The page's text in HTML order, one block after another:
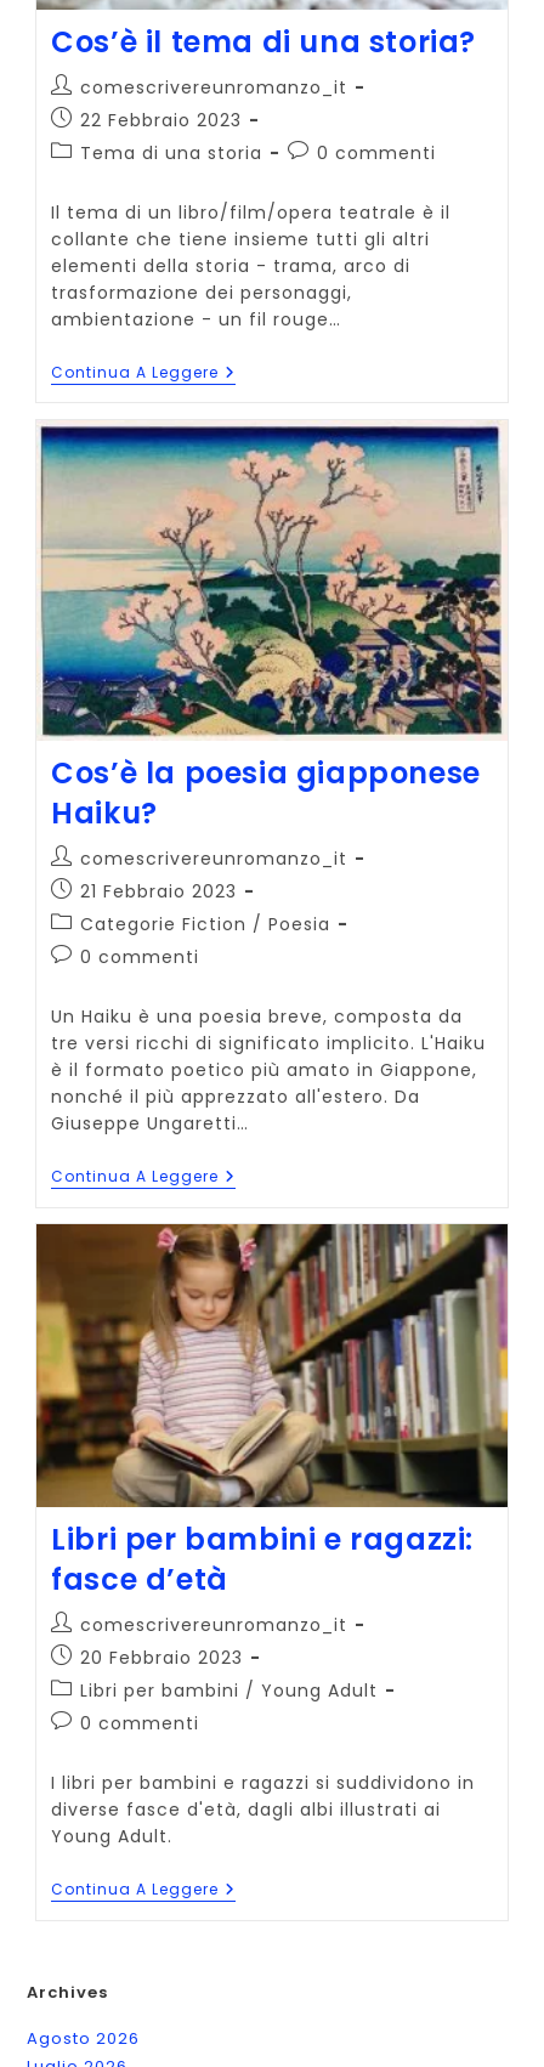
Cos’è il tema di una storia?
Autore
dell'articolo:
comescrivereunromanzo_it
Articolo
pubblicato:
22 Febbraio 2023
Categoria
Tema di una storia
Commenti
0 commenti
Il tema di un libro/film/opera teatrale è il
collante che tiene insieme tutti gli altri
elementi della storia - trama, arco di
trasformazione dei personaggi,
ambientazione - un fil rouge…
Continua A Leggere Cos’è
Il
Di
Una
Storia?
Cos’è la poesia giapponese
Haiku?
Autore
dell'articolo:
comescrivereunromanzo_it
Articolo
pubblicato:
21 Febbraio 2023
Categoria
dell'articolo:
Categorie Fiction / Poesia
Commenti
0 commenti
Un Haiku è una poesia breve, composta da
tre versi ricchi di significato implicito. L'Haiku
è il formato poetico più amato in Giappone,
nonché il più apprezzato all'estero. Da
Giuseppe Ungaretti…
Continua A Leggere Cos’è
La
Giapponese
Haiku?
Libri per bambini e ragazzi:
fasce d’età
Autore
dell'articolo:
comescrivereunromanzo_it
Articolo
pubblicato:
20 Febbraio 2023
Categoria
dell'articolo:
Libri per bambini / Young Adult
Commenti
0 commenti
I libri per bambini e ragazzi si suddividono in
diverse fasce d'età, dagli albi illustrati ai
Young Adult.
Continua A Leggere Libri
Per
Archives
Agosto 2026